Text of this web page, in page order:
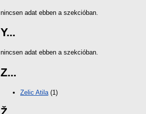
nincsen adat ebben a szekcióban.
Y...
nincsen adat ebben a szekcióban.
Z...
Zelic Atila (1)